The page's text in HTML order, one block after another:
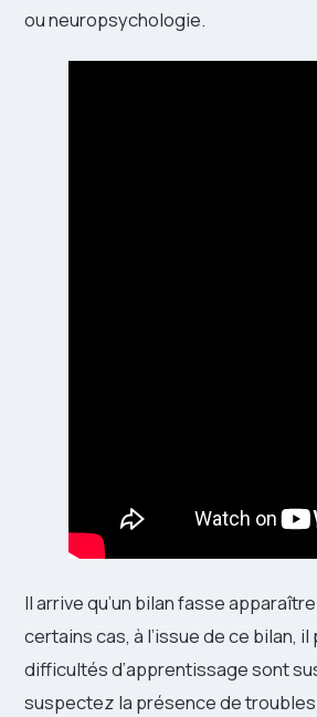
ou neuropsychologie.
Il arrive qu’un bilan fasse
certains cas, à l’issue de ce bilan,
difficultés d’apprentissage sont
suspectez la présence de